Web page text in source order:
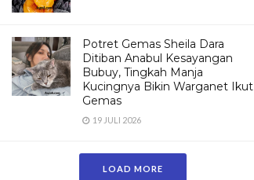
Potret Gemas Sheila Dara
Ditiban Anabul Kesayangan
Bubuy, Tingkah Manja
Kucingnya Bikin Warganet Ikut
Gemas
19 JULI 2026
LOAD MORE